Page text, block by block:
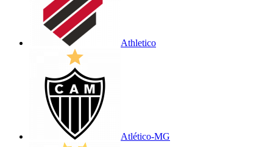
Athletico
Atlético-MG